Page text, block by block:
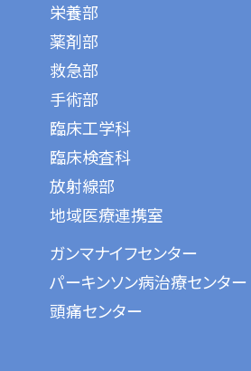
栄養部
薬剤部
救急部
手術部
臨床工学科
臨床検査科
放射線部
地域医療連携室
ガンマナイフセンター
パーキンソン病治療センター
頭痛センター